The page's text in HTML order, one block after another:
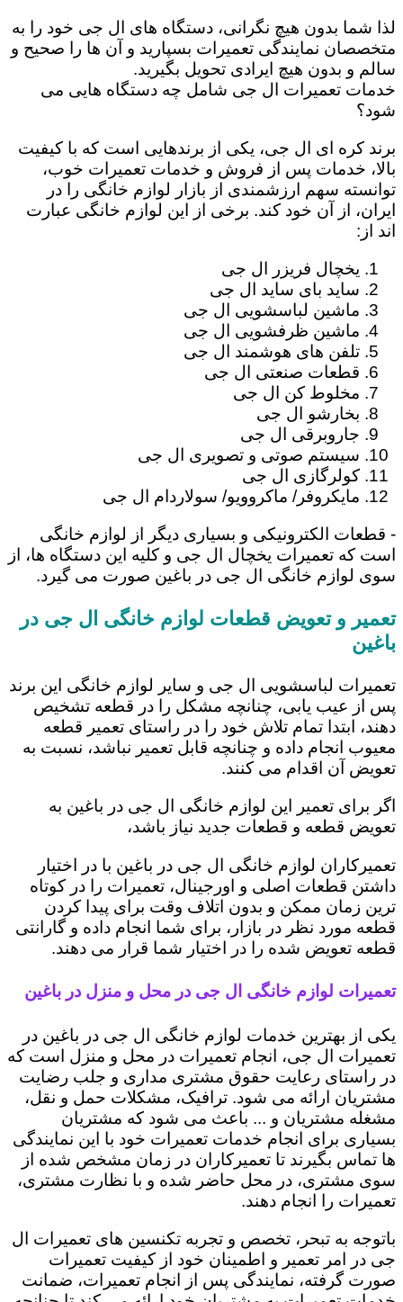
لذا شما بدون هیچ نگرانی، دستگاه های ال جی خود را به
متخصصان نمایندگی تعمیرات بسپارید و آن ها را صحیح و
سالم و بدون هیچ ایرادی تحویل بگیرید.
خدمات تعمیرات ال جی شامل چه دستگاه هایی می
شود؟
برند کره ای ال جی، یکی از برندهایی است که با کیفیت
بالا، خدمات پس از فروش و خدمات تعمیرات خوب،
توانسته سهم ارزشمندی از بازار لوازم خانگی را در
ایران، از آن خود کند. برخی از این لوازم خانگی عبارت
اند از:
یخچال فریزر ال جی
ساید بای ساید ال جی
ماشین لباسشویی ال جی
ماشین ظرفشویی ال جی
تلفن های هوشمند ال جی
قطعات صنعتی ال جی
مخلوط کن ال جی
بخارشو ال جی
جاروبرقی ال جی
سیستم صوتی و تصویری ال جی
کولرگازی ال جی
مایکروفر/ ماکروویو/ سولاردام ال جی
- قطعات الکترونیکی و بسیاری دیگر از لوازم خانگی
است که تعمیرات یخچال ال جی و کلیه این دستگاه ها، از
سوی لوازم خانگی ال جی در باغین صورت می گیرد.
تعمیر و تعویض قطعات لوازم خانگی ال جی در
باغین
تعمیرات لباسشویی ال جی و سایر لوازم خانگی این برند
پس از عیب یابی، چنانچه مشکل را در قطعه تشخیص
دهند، ابتدا تمام تلاش خود را در راستای تعمیر قطعه
معیوب انجام داده و چنانچه قابل تعمیر نباشد، نسبت به
تعویض آن اقدام می کنند.
اگر برای تعمیر این لوازم خانگی ال جی در باغین به
تعویض قطعه و قطعات جدید نیاز باشد،
تعمیرکاران لوازم خانگی ال جی در باغین با در اختیار
داشتن قطعات اصلی و اورجینال، تعمیرات را در کوتاه
ترین زمان ممکن و بدون اتلاف وقت برای پیدا کردن
قطعه مورد نظر در بازار، برای شما انجام داده و گارانتی
قطعه تعویض شده را در اختیار شما قرار می دهند.
تعمیرات لوازم خانگی ال جی در محل و منزل در باغین
یکی از بهترین خدمات لوازم خانگی ال جی در باغین در
تعمیرات ال جی، انجام تعمیرات در محل و منزل است که
در راستای رعایت حقوق مشتری مداری و جلب رضایت
مشتریان ارائه می شود. ترافیک، مشکلات حمل و نقل،
مشغله مشتریان و ... باعث می شود که مشتریان
بسیاری برای انجام خدمات تعمیرات خود با این نمایندگی
ها تماس بگیرند تا تعمیرکاران در زمان مشخص شده از
سوی مشتری، در محل حاضر شده و با نظارت مشتری،
تعمیرات را انجام دهند.
باتوجه به تبحر، تخصص و تجربه تکنسین های تعمیرات ال
جی در امر تعمیر و اطمینان خود از کیفیت تعمیرات
صورت گرفته، نمایندگی پس از انجام تعمیرات، ضمانت